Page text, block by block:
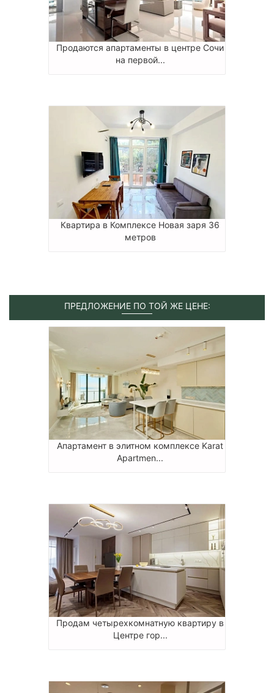
Продаются апартаменты в центре Сочи
на первой...
Квартира в Комплексе Новая заря 36
метров
ПРЕДЛОЖЕНИЕ ПО ТОЙ ЖЕ ЦЕНЕ:
Апартамент в элитном комплексе Karat
Apartmen...
Продам четырехкомнатную квартиру в
Центре гор...